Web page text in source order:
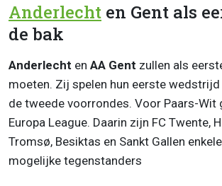
Anderlecht en Gent als
de bak
Anderlecht en AA Gent zullen als
moeten. Zij spelen hun eerste
de tweede voorrondes. Voor Paars-Wit
Europa League. Daarin zijn FC Twente,
Tromsø, Besiktas en Sankt Gallen
mogelijke tegenstanders